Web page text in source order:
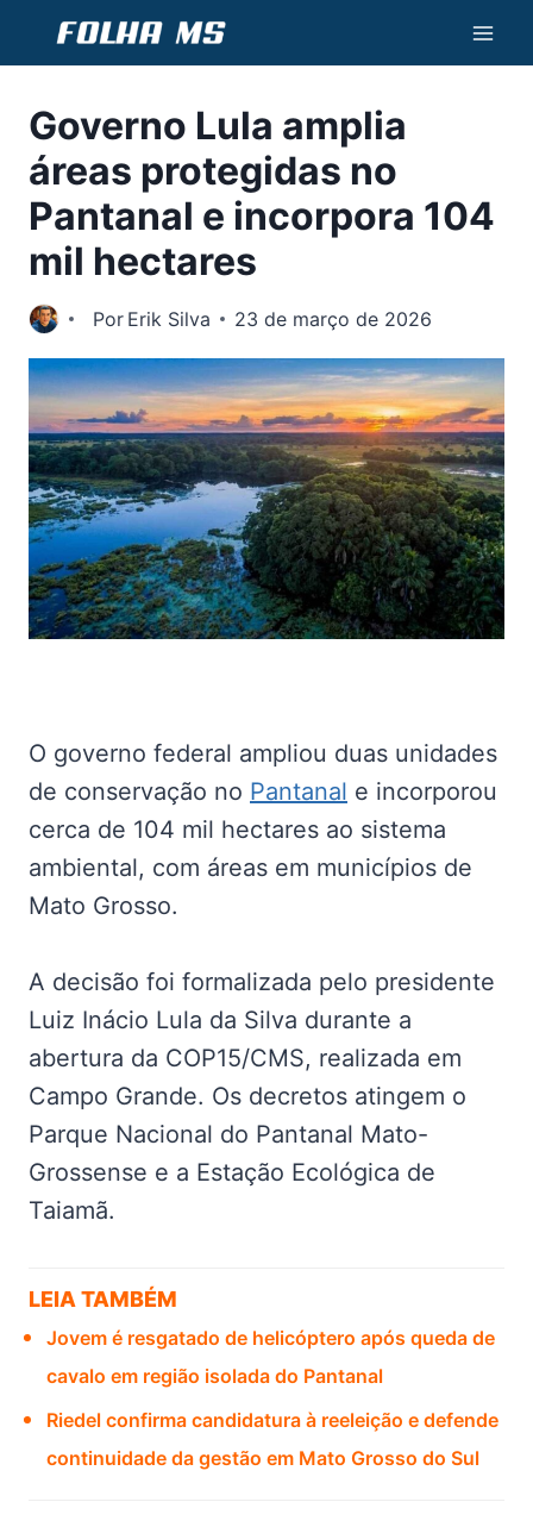
Conteúdo
Governo Lula amplia
áreas protegidas no
Pantanal e incorpora 104
mil hectares
Por Erik Silva 23 de março de 2026
O governo federal ampliou duas unidades
de conservação no Pantanal e incorporou
cerca de 104 mil hectares ao sistema
ambiental, com áreas em municípios de
Mato Grosso.
A decisão foi formalizada pelo presidente
Luiz Inácio Lula da Silva durante a
abertura da COP15/CMS, realizada em
Campo Grande. Os decretos atingem o
Parque Nacional do Pantanal Mato-
Grossense e a Estação Ecológica de
Taiamã.
LEIA TAMBÉM
Jovem é resgatado de helicóptero após queda de
cavalo em região isolada do Pantanal
Riedel confirma candidatura à reeleição e defende
continuidade da gestão em Mato Grosso do Sul